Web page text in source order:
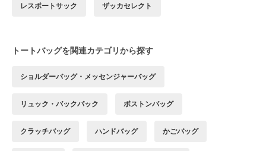
レスポートサック ザッカセレクト
トートバッグを関連カテゴリから探す
ショルダーバッグ・メッセンジャーバッグ
リュック・バックパック ボストンバッグ
クラッチバッグ ハンドバッグ かごバッグ